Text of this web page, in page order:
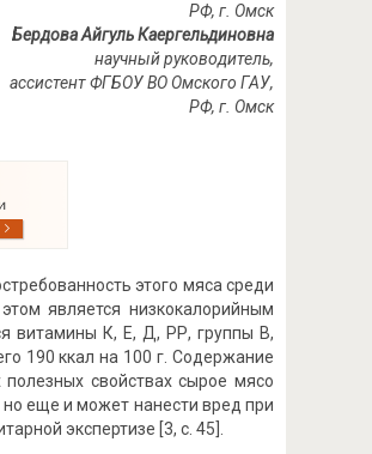
РФ, г. Омск
Бердова Айгуль Каергельдиновна
научный руководитель,
ассистент ФГБОУ ВО Омского ГАУ,
РФ, г. Омск
этого мяса среди
является низкокалорийным
витамины К, Е, Д, РР, группы В,
190 ккал на 100 г. Содержание
свойствах сырое мясо
но еще и может нанести вред при
экспертизе [3, с. 45].